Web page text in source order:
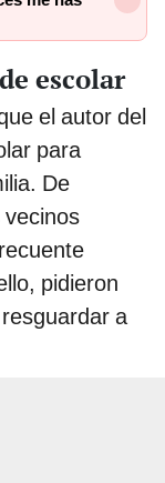
escolar
el autor del
para
De
pidieron
a